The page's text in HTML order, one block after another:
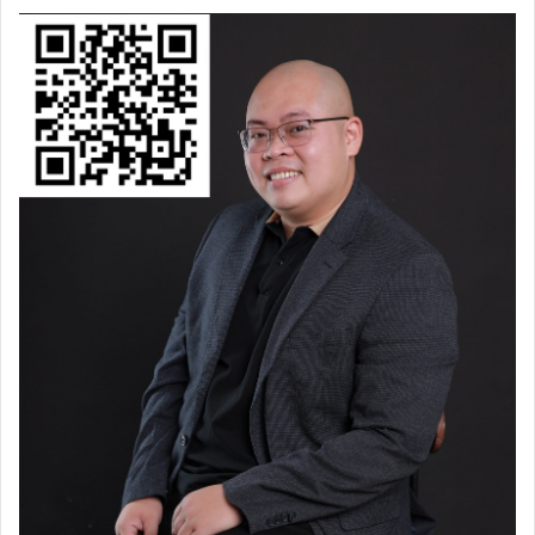
“Job này hay quá, hẹn anh làm kỹ vào tối mai nhé!”.
Và… tối mai: “Ôi, em bận quá nên quên mất, để sang
tuần, em giải quyết nhé!”…
Những tình huống làm dịch vụ như vậy đều được tôi
chốt nhanh chóng: Dừng hợp tác!
Bởi tôi quá hiểu rằng, nếu tiếp diễn, chắc chắn mọi thứ
sẽ chẳng đi tới đâu. Ngay những mục chốt deal lúc đầu
mà “bận” như vậy, thật khó để có một tầm nhìn nhất
quán khi đi cùng nhau.
Tóm lại, tôi tự rút ra một kinh nghiệm cho bản thân:
Làm job cho khách bận, ta rất dễ… ôm hận!
Khi bắt tay vào bất kỳ dự án nào, chúng ta đều cần phải